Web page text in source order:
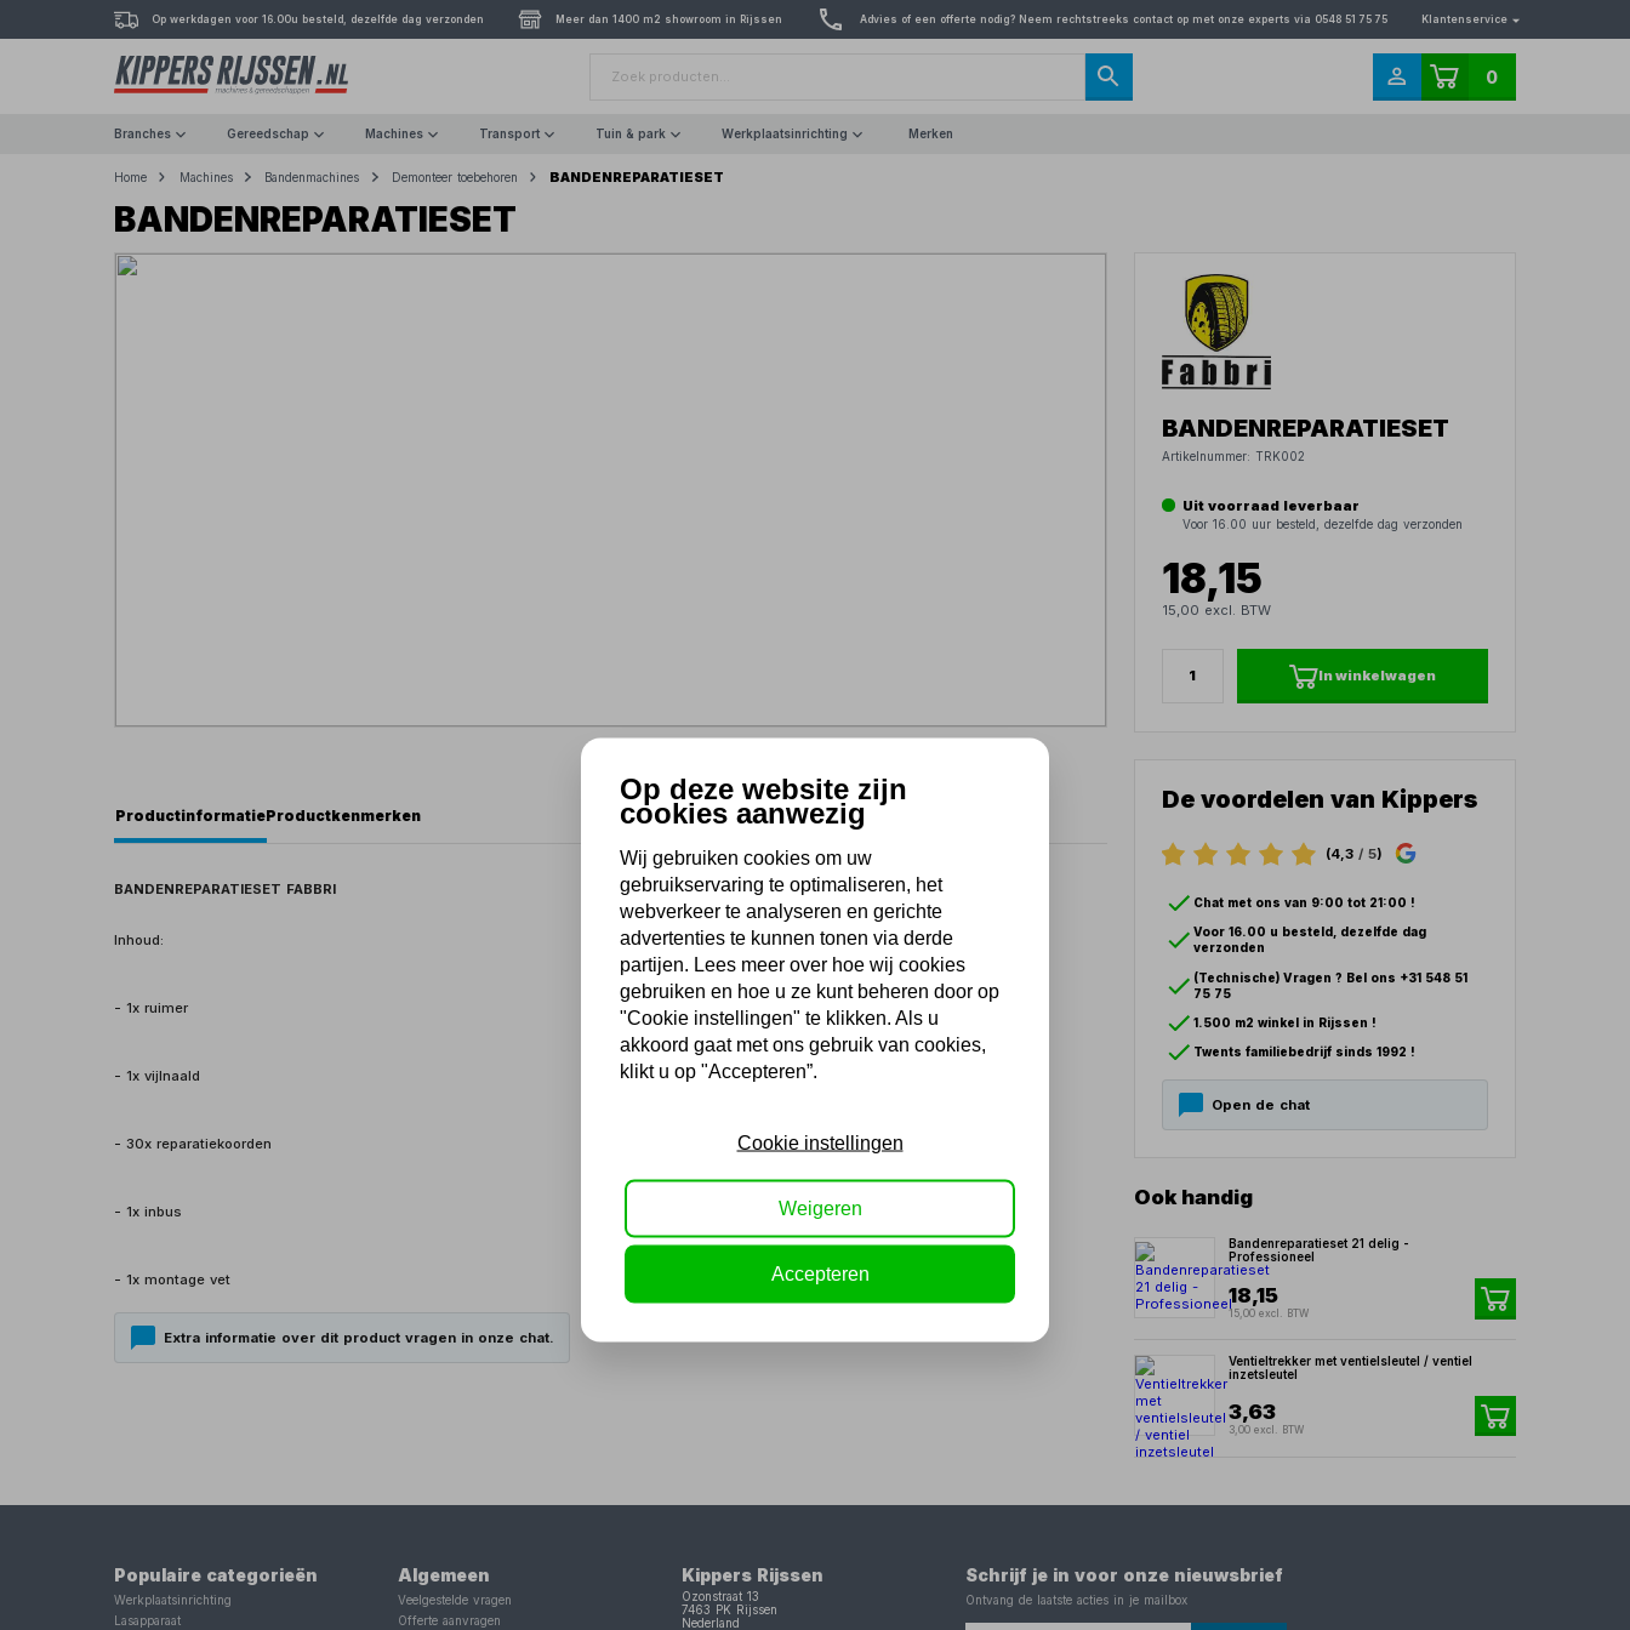
Op werkdagen voor 16.00u besteld, dezelfde dag verzonden Meer dan 1400 m2 showroom in Rijssen Advies of een offerte nodig? Neem rechtstreeks contact op met onze experts via 0548 51 75 75 Klantenservice
0
Branches Gereedschap Machines Transport Tuin & park Werkplaatsinrichting Merken
Home Machines Bandenmachines Demonteer toebehoren BANDENREPARATIESET
BANDENREPARATIESET
ProductinformatieProductkenmerken
BANDENREPARATIESET FABBRI
Inhoud:
- 1x ruimer
- 1x vijlnaald
- 30x reparatiekoorden
- 1x inbus
- 1x montage vet
Extra informatie over dit product vragen in onze chat.
BANDENREPARATIESET
Artikelnummer: TRK002
Uit voorraad leverbaar
Voor 16.00 uur besteld, dezelfde dag verzonden
18,15
15,00 excl. BTW
In winkelwagen
De voordelen van Kippers
(4,3 / 5)
Chat met ons van 9:00 tot 21:00 !
Voor 16.00 u besteld, dezelfde dag
verzonden
(Technische) Vragen ? Bel ons +31 548 51
75 75
1.500 m2 winkel in Rijssen !
Twents familiebedrijf sinds 1992 !
Open de chat
Ook handig
Bandenreparatieset 21 delig -
Professioneel
18,15
15,00 excl. BTW
Ventieltrekker met ventielsleutel / ventiel
inzetsleutel
3,63
3,00 excl. BTW
Populaire categorieën
Werkplaatsinrichting
Lasapparaat
Algemeen
Veelgestelde vragen
Offerte aanvragen
Kippers Rijssen
Ozonstraat 13
7463 PK
Rijssen
Nederland
Schrijf je in voor onze nieuwsbrief
Ontvang de laatste acties in je mailbox
Op deze website zijn
cookies aanwezig
Wij gebruiken cookies om uw
gebruikservaring te optimaliseren, het
webverkeer te analyseren en gerichte
advertenties te kunnen tonen via derde
partijen. Lees meer over hoe wij cookies
gebruiken en hoe u ze kunt beheren door op
"Cookie instellingen" te klikken. Als u
akkoord gaat met ons gebruik van cookies,
klikt u op "Accepteren”.
Cookie instellingen
Weigeren
Accepteren